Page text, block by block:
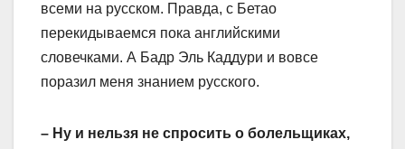
всеми на русском. Правда, с Бетао
перекидываемся пока английскими
словечками. А Бадр Эль Каддури и вовсе
поразил меня знанием русского.
– Ну и нельзя не спросить о болельщиках,